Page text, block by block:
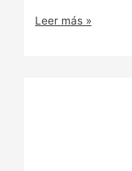
Leer más »